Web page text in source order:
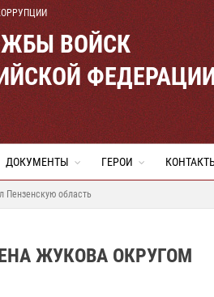
ВОЙСК
ДОКУМЕНТЫ ГЕРОИ
Пензенскую область
ЖУКОВА ОКРУГОМ